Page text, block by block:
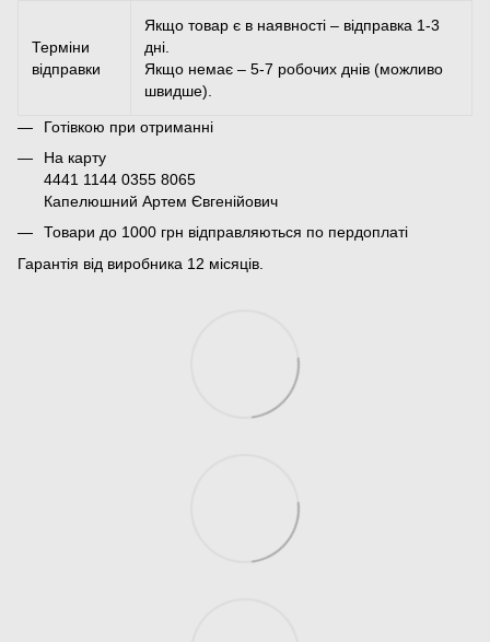
Терміни
відправки
Якщо товар є в наявності – відправка 1-3
дні.
Якщо немає – 5-7 робочих днів (можливо
швидше).
Готівкою при отриманні
На карту
4441 1144 0355 8065
Капелюшний Артем Євгенійович
Товари до 1000 грн відправляються по пердоплаті
Гарантія від виробника 12 місяців.